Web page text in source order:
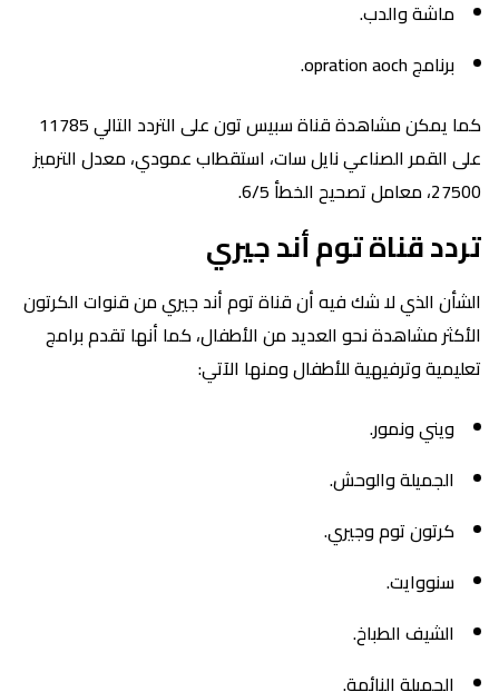
ماشة والدب.
برنامج opration aoch.
كما يمكن مشاهدة قناة سبيس تون على التردد التالي 11785
على القمر الصناعي نايل سات، استقطاب عمودي، معدل الترميز
27500، معامل تصحيح الخطأ 6/5.
تردد قناة توم أند جيري
الشأن الذي لا شك فيه أن قناة توم أند جيري من قنوات الكرتون
الأكثر مشاهدة نحو العديد من الأطفال، كما أنها تقدم برامج
تعليمية وترفيهية للأطفال ومنها الآتي:
ويني ونمور.
الجميلة والوحش.
كرتون توم وجيري.
سنووايت.
الشيف الطباخ.
الجميلة النائمة.